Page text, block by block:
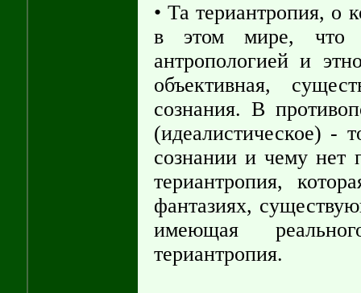
• Та териантропия, о
в этом мире, что
антропологией и
объективная,
сознания. В
(идеалистическое) -
сознании и чему нет
териантропия,
фантазиях,
имеющая
териантропия.